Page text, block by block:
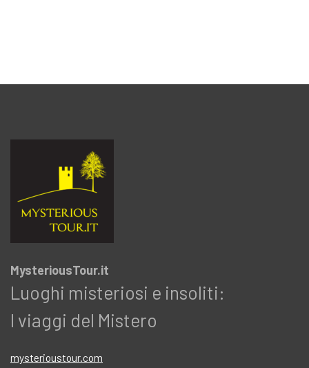
MysteriousTour.it
Luoghi misteriosi e insoliti:
I viaggi del Mistero
mysterioustour.com